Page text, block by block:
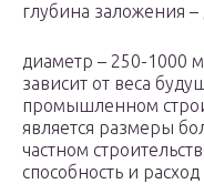
глубина заложения
диаметр – 250-1000
зависит от веса
промышленном
является размеры
частном
способность и